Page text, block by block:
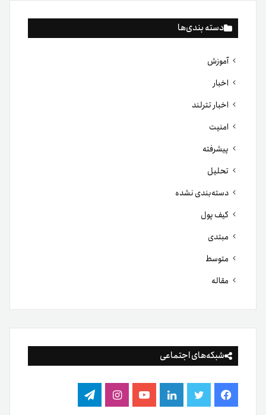
دسته بندی‌ها
آموزش
اخبار
اخبار تترلند
امنیت
پیشرفته
تحلیل
دسته‌بندی نشده
کیف پول
مبتدی
متوسط
مقاله
شبکه‌های اجتماعی
فیس توییتر لینکدینیوتیوباینستاگرام
تلگرام